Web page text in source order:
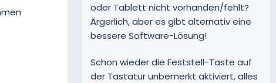
oder Tablett nicht vorhanden/fehlt?
Ärgerlich, aber es gibt alternativ eine
bessere Software-Lösung!
Schon wieder die Feststell-Taste auf
der Tastatur unbemerkt aktiviert, alles